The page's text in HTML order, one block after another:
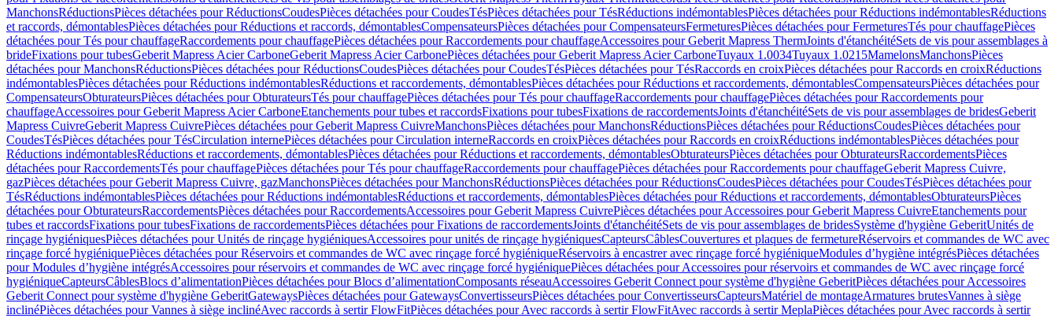
ManchonsRéductionsPièces détachées pour RéductionsCoudesPièces détachées pour CoudesTésPièces détachées pour TésRéductions indémontablesPièces détachées pour Réductions indémontablesRéductions
et raccords, démontablesPièces détachées pour Réductions et raccords, démontablesCompensateursPièces détachées pour CompensateursFermeturesPièces détachées pour FermeturesTés pour chauffagePièces
détachées pour Tés pour chauffageRaccordements pour chauffagePièces détachées pour Raccordements pour chauffageAccessoires pour Geberit Mapress ThermJoints d'étanchéitéSets de vis pour assemblages à
brideFixations pour tubesGeberit Mapress Acier CarboneGeberit Mapress Acier CarbonePièces détachées pour Geberit Mapress Acier CarboneTuyaux 1.0034Tuyaux 1.0215MamelonsManchonsPièces
détachées pour ManchonsRéductionsPièces détachées pour RéductionsCoudesPièces détachées pour CoudesTésPièces détachées pour TésRaccords en croixPièces détachées pour Raccords en croixRéductions
indémontablesPièces détachées pour Réductions indémontablesRéductions et raccordements, démontablesPièces détachées pour Réductions et raccordements, démontablesCompensateursPièces détachées pour
CompensateursObturateursPièces détachées pour ObturateursTés pour chauffagePièces détachées pour Tés pour chauffageRaccordements pour chauffagePièces détachées pour Raccordements pour
chauffageAccessoires pour Geberit Mapress Acier CarboneEtanchements pour tubes et raccordsFixations pour tubesFixations de raccordementsJoints d'étanchéitéSets de vis pour assemblages de bridesGeberit
Mapress CuivreGeberit Mapress CuivrePièces détachées pour Geberit Mapress CuivreManchonsPièces détachées pour ManchonsRéductionsPièces détachées pour RéductionsCoudesPièces détachées pour
CoudesTésPièces détachées pour TésCirculation internePièces détachées pour Circulation interneRaccords en croixPièces détachées pour Raccords en croixRéductions indémontablesPièces détachées pour
Réductions indémontablesRéductions et raccordements, démontablesPièces détachées pour Réductions et raccordements, démontablesObturateursPièces détachées pour ObturateursRaccordementsPièces
détachées pour RaccordementsTés pour chauffagePièces détachées pour Tés pour chauffageRaccordements pour chauffagePièces détachées pour Raccordements pour chauffageGeberit Mapress Cuivre,
gazPièces détachées pour Geberit Mapress Cuivre, gazManchonsPièces détachées pour ManchonsRéductionsPièces détachées pour RéductionsCoudesPièces détachées pour CoudesTésPièces détachées pour
TésRéductions indémontablesPièces détachées pour Réductions indémontablesRéductions et raccordements, démontablesPièces détachées pour Réductions et raccordements, démontablesObturateursPièces
détachées pour ObturateursRaccordementsPièces détachées pour RaccordementsAccessoires pour Geberit Mapress CuivrePièces détachées pour Accessoires pour Geberit Mapress CuivreEtanchements pour
tubes et raccordsFixations pour tubesFixations de raccordementsPièces détachées pour Fixations de raccordementsJoints d'étanchéitéSets de vis pour assemblages de bridesSystème d'hygiène GeberitUnités de
rinçage hygiéniquesPièces détachées pour Unités de rinçage hygiéniquesAccessoires pour unités de rinçage hygiéniquesCapteursCâblesCouvertures et plaques de fermetureRéservoirs et commandes de WC avec
rinçage forcé hygiéniquePièces détachées pour Réservoirs et commandes de WC avec rinçage forcé hygiéniqueRéservoirs à encastrer avec rinçage forcé hygiéniqueModules d’hygiène intégrésPièces détachées
pour Modules d’hygiène intégrésAccessoires pour réservoirs et commandes de WC avec rinçage forcé hygiéniquePièces détachées pour Accessoires pour réservoirs et commandes de WC avec rinçage forcé
hygiéniqueCapteursCâblesBlocs d’alimentationPièces détachées pour Blocs d’alimentationComposants réseauAccessoires Geberit Connect pour système d'hygiène GeberitPièces détachées pour Accessoires
Geberit Connect pour système d'hygiène GeberitGatewaysPièces détachées pour GatewaysConvertisseursPièces détachées pour ConvertisseursCapteursMatériel de montageArmatures brutesVannes à siège
inclinéPièces détachées pour Vannes à siège inclinéAvec raccords à sertir FlowFitPièces détachées pour Avec raccords à sertir FlowFitAvec raccords à sertir MeplaPièces détachées pour Avec raccords à sertir